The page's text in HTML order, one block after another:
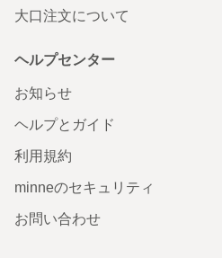
大口注文について
ヘルプセンター
お知らせ
ヘルプとガイド
利用規約
minneのセキュリティ
お問い合わせ